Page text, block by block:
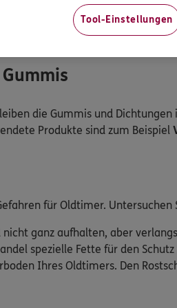
sich für das Material in Ihrem
sanftem Druck.Viele Stoffe
die Gummis und
Produkte sind zum Beispiel
für Oldtimer.
nicht ganz aufhalten, aber
spezielle Fette für den
Ihres Oldtimers. Den
Tool-Einstellungen